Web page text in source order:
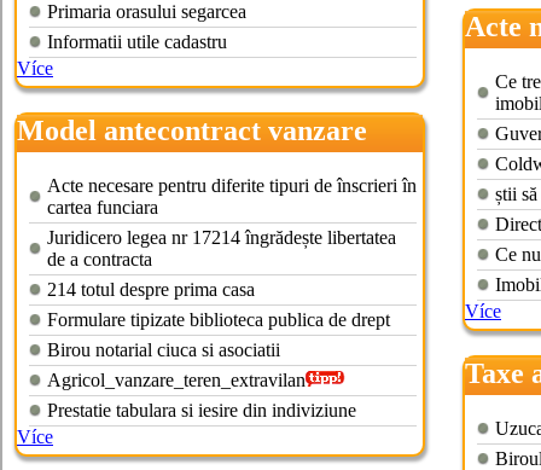
Primaria orasului segarcea
Informatii utile cadastru
Více
Model antecontract vanzare
cumparare teren agricol
Acte necesare pentru diferite tipuri de înscrieri în
cartea funciara
Juridicero legea nr 17214 îngrădește libertatea
de a contracta
214 totul despre prima casa
Formulare tipizate biblioteca publica de drept
Birou notarial ciuca si asociatii
Agricol_vanzare_teren_extravilan
Prestatie tabulara si iesire din indiviziune
Více
Acte
Ce
știi
Ce
Více
Taxe
teren